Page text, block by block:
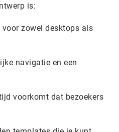
is:
zowel desktops als
navigatie en een
voorkomt dat bezoekers